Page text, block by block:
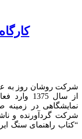
شرکت روشان روز به
از سال
نمایشگاهی در
شرکت گردآورنده و
“کتاب راهنمای سنگ